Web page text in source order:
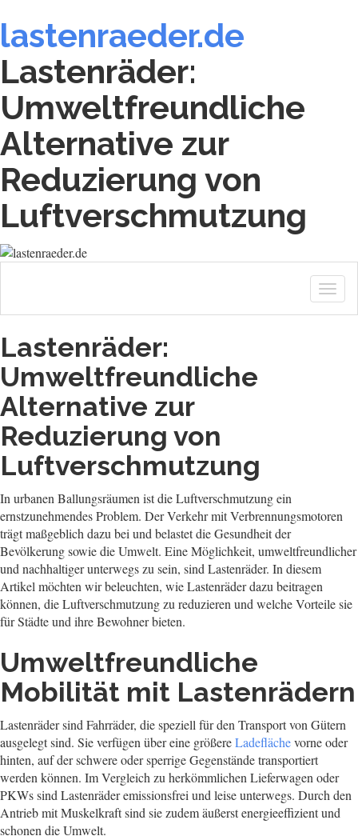
lastenraeder.de
Lastenräder:
Umweltfreundliche
Alternative zur
Reduzierung von
Luftverschmutzung
Lastenräder:
Umweltfreundliche
Alternative zur
Reduzierung von
Luftverschmutzung
In urbanen Ballungsräumen ist die Luftverschmutzung ein
ernstzunehmendes Problem. Der Verkehr mit Verbrennungsmotoren
trägt maßgeblich dazu bei und belastet die Gesundheit der
Bevölkerung sowie die Umwelt. Eine Möglichkeit, umweltfreundlicher
und nachhaltiger unterwegs zu sein, sind Lastenräder. In diesem
Artikel möchten wir beleuchten, wie Lastenräder dazu beitragen
können, die Luftverschmutzung zu reduzieren und welche Vorteile sie
für Städte und ihre Bewohner bieten.
Umweltfreundliche
Mobilität mit Lastenrädern
Lastenräder sind Fahrräder, die speziell für den Transport von Gütern
ausgelegt sind. Sie verfügen über eine größereLadeflächevorne oder
hinten, auf der schwere oder sperrige Gegenstände transportiert
werden können. Im Vergleich zu herkömmlichen Lieferwagen oder
PKWs sind Lastenräder emissionsfrei und leise unterwegs. Durch den
Antrieb mit Muskelkraft sind sie zudem äußerst energieeffizient und
schonen die Umwelt.